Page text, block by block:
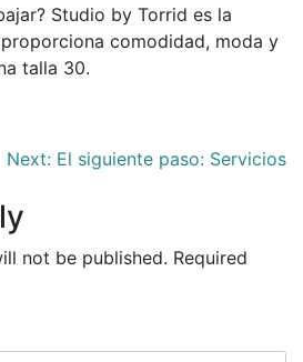
Studio by Torrid es la
comodidad, moda y
talla 30.
Next: El siguiente paso: Servicios
not be published. Required